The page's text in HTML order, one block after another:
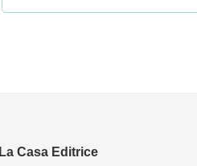
La Casa Editrice